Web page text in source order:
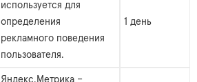
используется для
определения
рекламного поведения
пользователя.
1 день
Яндекс.Метрика –